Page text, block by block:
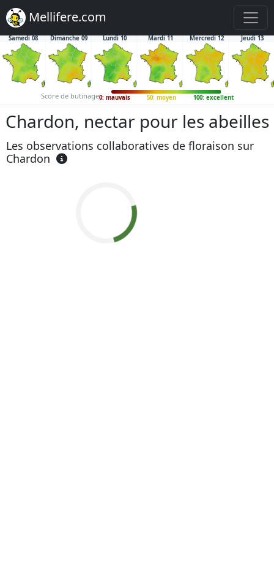
Mellifere.com
Samedi 08 Dimanche 09 Lundi 10 Mardi 11 Mercredi 12 Jeudi 13
Score de butinage0: mauvais 50: moyen 100: excellent
Chardon, nectar pour les abeilles
Les observations collaboratives de floraison sur
Chardon